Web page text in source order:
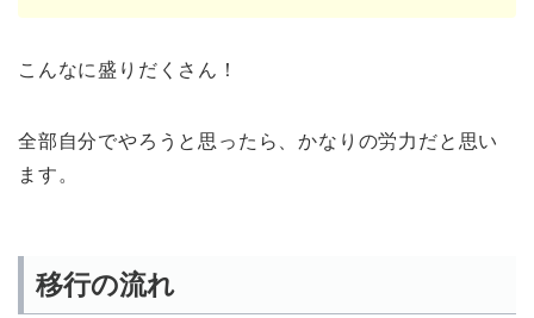
こんなに盛りだくさん！
全部自分でやろうと思ったら、かなりの労力だと思い
ます。
移行の流れ